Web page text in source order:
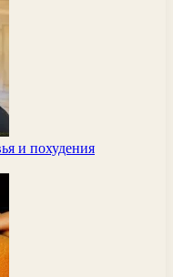
и похудения